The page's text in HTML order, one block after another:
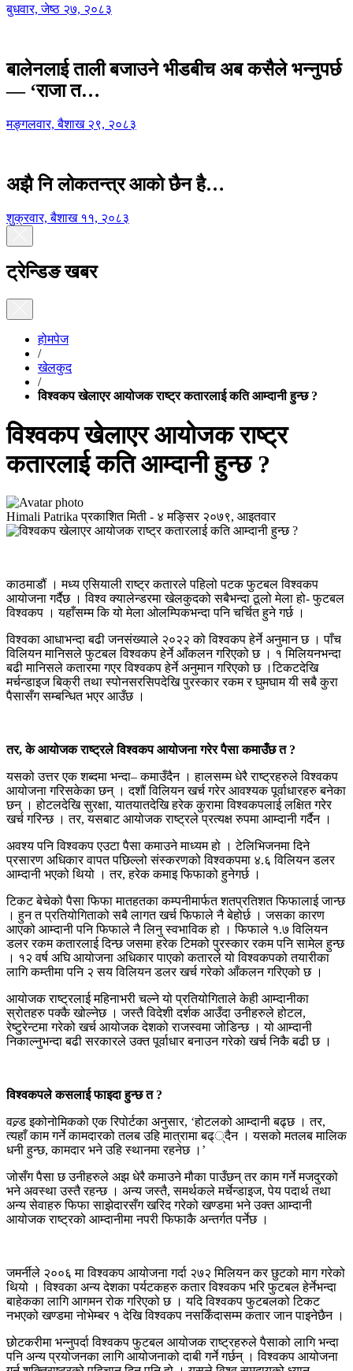
बुधवार, जेष्ठ २७, २०८३
बालेनलाई ताली बजाउने भीडबीच अब कसैले भन्नुपर्छ
— ‘राजा त…
मङ्गलवार, बैशाख २९, २०८३
अझै नि लोकतन्त्र आको छैन है…
शुक्रवार, बैशाख ११, २०८३
ट्रेन्डिङ खबर
होमपेज
/
खेलकुद
/
विश्वकप खेलाएर आयोजक राष्ट्र कतारलाई कति आम्दानी हुन्छ ?
विश्वकप खेलाएर आयोजक राष्ट्र
कतारलाई कति आम्दानी हुन्छ ?
Himali Patrika प्रकाशित मिती - ४ मङ्सिर २०७९, आइतवार
काठमाडौं । मध्य एसियाली राष्ट्र कतारले पहिलो पटक फुटबल विश्वकप
आयोजना गर्दैछ । विश्व क्यालेन्डरमा खेलकुदको सबैभन्दा ठूलो मेला हो- फुटबल
विश्वकप । यहाँसम्म कि यो मेला ओलम्पिकभन्दा पनि चर्चित हुने गर्छ ।
विश्वका आधाभन्दा बढी जनसंख्याले २०२२ को विश्वकप हेर्ने अनुमान छ । पाँच
विलियन मानिसले फुटबल विश्वकप हेर्ने आँकलन गरिएको छ । १ मिलियनभन्दा
बढी मानिसले कतारमा गएर विश्वकप हेर्ने अनुमान गरिएको छ ।टिकटदेखि
मर्चन्डाइज बिक्री तथा स्पोनसरसिपदेखि पुरस्कार रकम र घुमघाम यी सबै कुरा
पैसासँग सम्बन्धित भएर आउँछ ।
तर, के आयोजक राष्ट्रले विश्वकप आयोजना गरेर पैसा कमाउँछ त ?
यसको उत्तर एक शब्दमा भन्दा– कमाउँदैन । हालसम्म धेरै राष्ट्रहरुले विश्वकप
आयोजना गरिसकेका छन् । दशौं विलियन खर्च गरेर आवश्यक पूर्वाधारहरु बनेका
छन् । होटलदेखि सुरक्षा, यातयातदेखि हरेक कुरामा विश्वकपलाई लक्षित गरेर
खर्च गरिन्छ । तर, यसबाट आयोजक राष्ट्रले प्रत्यक्ष रुपमा आम्दानी गर्दैन ।
अवश्य पनि विश्वकप एउटा पैसा कमाउने माध्यम हो । टेलिभिजनमा दिने
प्रसारण अधिकार वापत पछिल्लो संस्करणको विश्वकपमा ४.६ विलियन डलर
आम्दानी भएको थियो । तर, हरेक कमाइ फिफाको हुनेगर्छ ।
टिकट बेचेको पैसा फिफा मातहतका कम्पनीमार्फत शतप्रतिशत फिफालाई जान्छ
। हुन त प्रतियोगिताको सबै लागत खर्च फिफाले नै बेहोर्छ । जसका कारण
आएको आम्दानी पनि फिफाले नै लिनु स्वभाविक हो । फिफाले १.७ विलियन
डलर रकम कतारलाई दिन्छ जसमा हरेक टिमको पुरस्कार रकम पनि सामेल हुन्छ
। १२ वर्ष अघि आयोजना अधिकार पाएको कतारले यो विश्वकपको तयारीका
लागि कम्तीमा पनि २ सय विलियन डलर खर्च गरेको आँकलन गरिएको छ ।
आयोजक राष्ट्रलाई महिनाभरी चल्ने यो प्रतियोगिताले केही आम्दानीका
स्रोतहरु पक्कै खोल्नेछ । जस्तै विदेशी दर्शक आउँदा उनीहरुले होटल,
रेष्टुरेन्टमा गरेको खर्च आयोजक देशको राजस्वमा जोडिन्छ । यो आम्दानी
निकाल्नुभन्दा बढी सरकारले उक्त पूर्वाधार बनाउन गरेको खर्च निकै बढी छ ।
विश्वकपले कसलाई फाइदा हुन्छ त ?
वल्र्ड इकोनोमिकको एक रिपोर्टका अनुसार, ‘होटलको आम्दानी बढ्छ । तर,
त्यहाँ काम गर्ने कामदारको तलब उहि मात्रामा बढ््दैन । यसको मतलब मालिक
धनी हुन्छ, कामदार भने उहि स्थानमा रहनेछ ।’
जोसँग पैसा छ उनीहरुले अझ धेरै कमाउने मौका पाउँछन् तर काम गर्ने मजदुरको
भने अवस्था उस्तै रहन्छ । अन्य जस्तै, समर्थकले मर्चेन्डाइज, पेय पदार्थ तथा
अन्य सेवाहरु फिफा साझेदारसँग खरिद गरेको खण्डमा भने उक्त आम्दानी
आयोजक राष्ट्रको आम्दानीमा नपरी फिफाकै अन्तर्गत पर्नेछ ।
जमर्नीले २००६ मा विश्वकप आयोजना गर्दा २७२ मिलियन कर छुटको माग गरेको
थियो । विश्वका अन्य देशका पर्यटकहरु कतार विश्वकप भरि फुटबल हेर्नेभन्दा
बाहेकका लागि आगमन रोक गरिएको छ । यदि विश्वकप फुटबलको टिकट
नभएको खण्डमा नोभेम्बर १ देखि विश्वकप नसकिँदासम्म कतार जान पाइनेछैन ।
छोटकरीमा भन्नुपर्दा विश्वकप फुटबल आयोजक राष्ट्रहरुले पैसाको लागि भन्दा
पनि अन्य प्रयोजनका लागि आयोजनाको दाबी गर्ने गर्छन् । विश्वकप आयोजना